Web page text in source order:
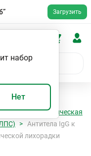
Загрузить
набор
Нет
Серологическая
Геморрагическая
Антитела IgG к
лихорадки